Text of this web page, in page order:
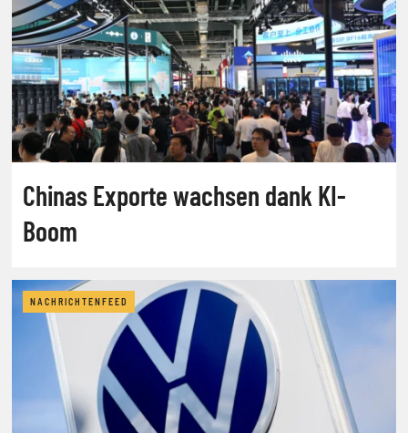
Chinas Exporte wachsen dank KI-
Boom
NACHRICHTENFEED